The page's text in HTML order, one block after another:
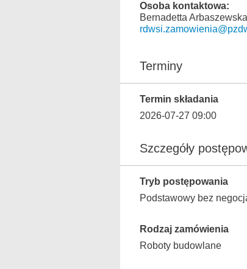
Osoba kontaktowa:
Bernadetta
Terminy
Termin składania
2026-07-27 09:00
Szczegóły
Tryb postępowania
Podstawowy bez
Rodzaj zamówienia
Roboty budowlane